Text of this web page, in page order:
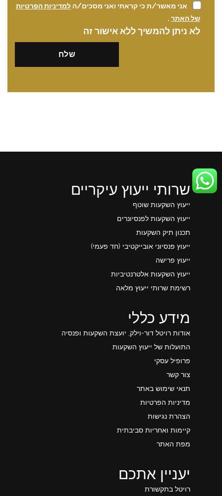
אני מאשר/ת כי קראתי ואני מסכים/ה למדיניות הפרטיות
של האתר .
לא ניתן להמשיך ללא אישור זה
שרותי ייעוץ עיקריים
ייעוץ השקעות שוטף
ייעוץ השקעות לפנסיונרים
תכנון תיק השקעות
ייעוץ פנסיוני אובייקטיבי (חד פעמי)
ייעוץ פרישה
ייעוץ השקעות אלטרנטיביות
רשימת שרותי ייעוץ מלאה
מידע כללי
אודות רויטל דור-וילק, יועצת השקעות ופנסיה
התועלות של ייעוץ השקעות
פרופיל עסקי
צור קשר
תנאי שימוש באתר
מדיניות הפרטיות
הצהרת נגישות
קיימות ואחריות סביבתית
מפת האתר
יעניין אתכם
רויטל בתקשורת